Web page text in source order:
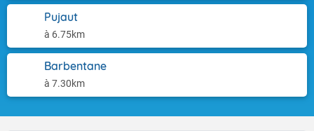
Pujaut
à 6.75km
Barbentane
à 7.30km